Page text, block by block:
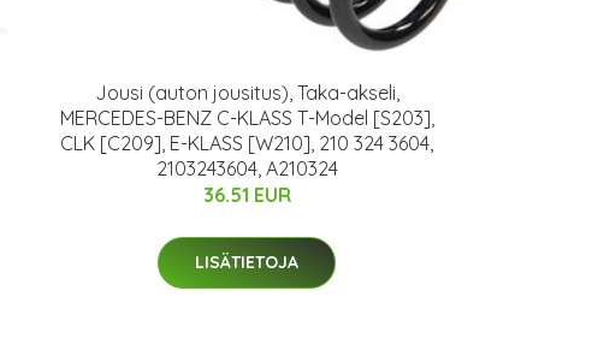
Jousi (auton jousitus), Taka-akseli,
MERCEDES-BENZ C-KLASS T-Model [S203],
CLK [C209], E-KLASS [W210], 210 324 3604,
2103243604, A210324
36.51 EUR
LISÄTIETOJA